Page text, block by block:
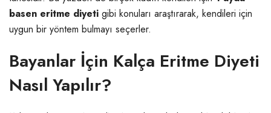
basen eritme diyeti gibi konuları araştırarak, kendileri için
uygun bir yöntem bulmayı seçerler.
Bayanlar İçin Kalça Eritme Diyeti
Nasıl Yapılır?